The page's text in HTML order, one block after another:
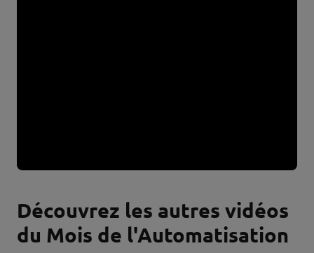
Découvrez les autres vidéos
du Mois de l'Automatisation